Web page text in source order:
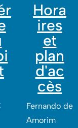
Hora
ires
et
plan
d'ac
cès
Fernando de
Amorim